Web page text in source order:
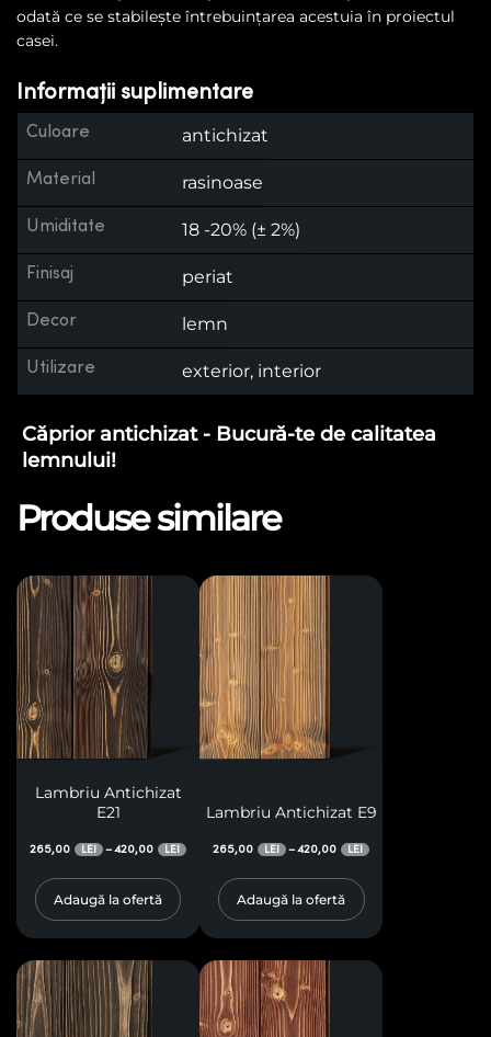
odată ce se stabileşte întrebuinţarea acestuia în proiectul
casei.
Informații suplimentare
Culoare antichizat
Material rasinoase
Umiditate 18 -20% (± 2%)
Finisaj periat
Decor lemn
Utilizare exterior, interior
Căprior antichizat - Bucură-te de calitatea
lemnului!
Produse similare
Lambriu Antichizat
E21
265,00 LEI –420,00 LEI
Adaugă la ofertă
Lambriu Antichizat E9
265,00 LEI –420,00 LEI
Adaugă la ofertă